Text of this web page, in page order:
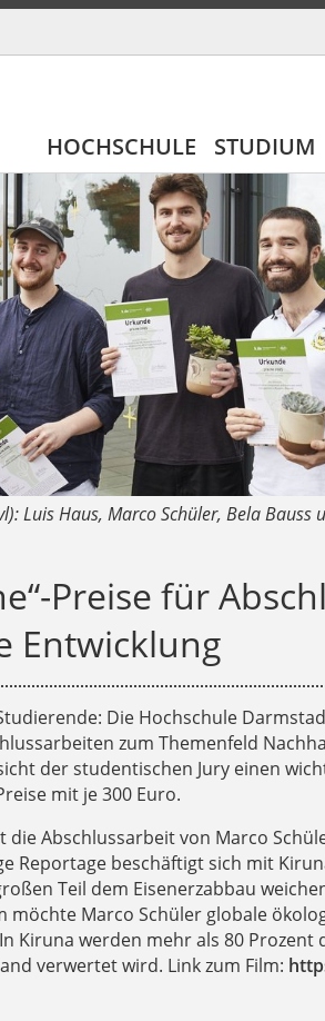
HOCHSCHULE STUDIUM
Luis Haus, Marco Schüler, Bela Bauss
Preise für
Entwicklung
Die Hochschule
zum Themenfeld
der studentischen Jury einen
mit je 300 Euro.
die Abschlussarbeit von Marco
Reportage beschäftigt sich mit
Teil dem Eisenerzabbau
möchte Marco Schüler globale
Kiruna werden mehr als 80 Prozent
verwertet wird. Link zum Film: